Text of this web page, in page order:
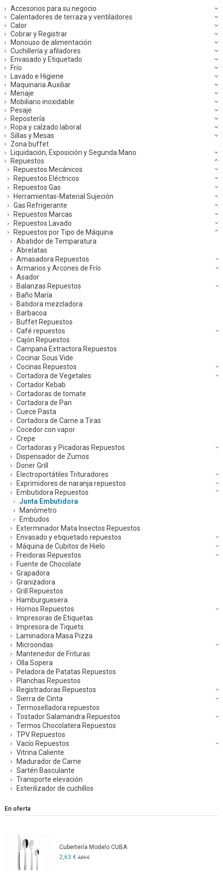
Accesorios para su negocio
Calentadores de terraza y ventiladores
Calor
Cobrar y Registrar
Monouso de alimentación
Cuchillería y afiladores
Envasado y Etiquetado
Frío
Lavado e Higiene
Maquinaria Auxiliar
Menaje
Mobiliario inoxidable
Pesaje
Repostería
Ropa y calzado laboral
Sillas y Mesas
Zona buffet
Liquidación, Exposición y Segunda Mano
Repuestos
Repuestos Mecánicos
Repuestos Eléctricos
Repuestos Gas
Herramientas-Material Sujeción
Gas Refrigerante
Repuestos Marcas
Repuestos Lavado
Repuestos por Tipo de Máquina
Abatidor de Temparatura
Abrelatas
Amasadora Repuestos
Armarios y Arcones de Frío
Asador
Balanzas Repuestos
Baño María
Batidora mezcladora
Barbacoa
Buffet Repuestos
Café repuestos
Cajón Repuestos
Campana Extractora Repuestos
Cocinar Sous Vide
Cocinas Repuestos
Cortadora de Vegetales
Cortador Kebab
Cortadoras de tomate
Cortadora de Pan
Cuece Pasta
Cortadora de Carne a Tiras
Cocedor con vapor
Crepe
Cortadoras y Picadoras Repuestos
Dispensador de Zumos
Doner Grill
Electroportátiles Trituradores
Exprimidores de naranja repuestos
Embutidora Repuestos
Junta Embutidora
Manómetro
Embudos
Exterminador Mata Insectos Repuestos
Envasado y etiquetado repuestos
Máquina de Cubitos de Hielo
Freidoras Repuestos
Fuente de Chocolate
Grapadora
Granizadora
Grill Repuestos
Hamburguesera
Hornos Repuestos
Impresoras de Etiquetas
Impresora de Tiquets
Laminadora Masa Pizza
Microondas
Mantenedor de Frituras
Olla Sopera
Peladora de Patatas Repuestos
Planchas Repuestos
Registradoras Repuestos
Sierra de Cinta
Termoselladora repuestos
Tostador Salamandra Repuestos
Termos Chocolatera Repuestos
TPV Repuestos
Vacío Repuestos
Vitrina Caliente
Madurador de Carne
Sartén Basculante
Transporte elevación
Esterilizador de cuchillos
En oferta
Cubertería Modelo CUBA
2,63 € 3,09 €